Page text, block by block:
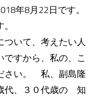
年8月22日です。
いて、考えたい人
ですから、私の、こ
さい。 私、副島隆
代、３０代歳の 知